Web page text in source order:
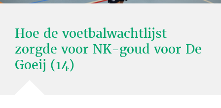
Hoe de voetbalwachtlijst
zorgde voor NK-goud voor De
Goeij (14)